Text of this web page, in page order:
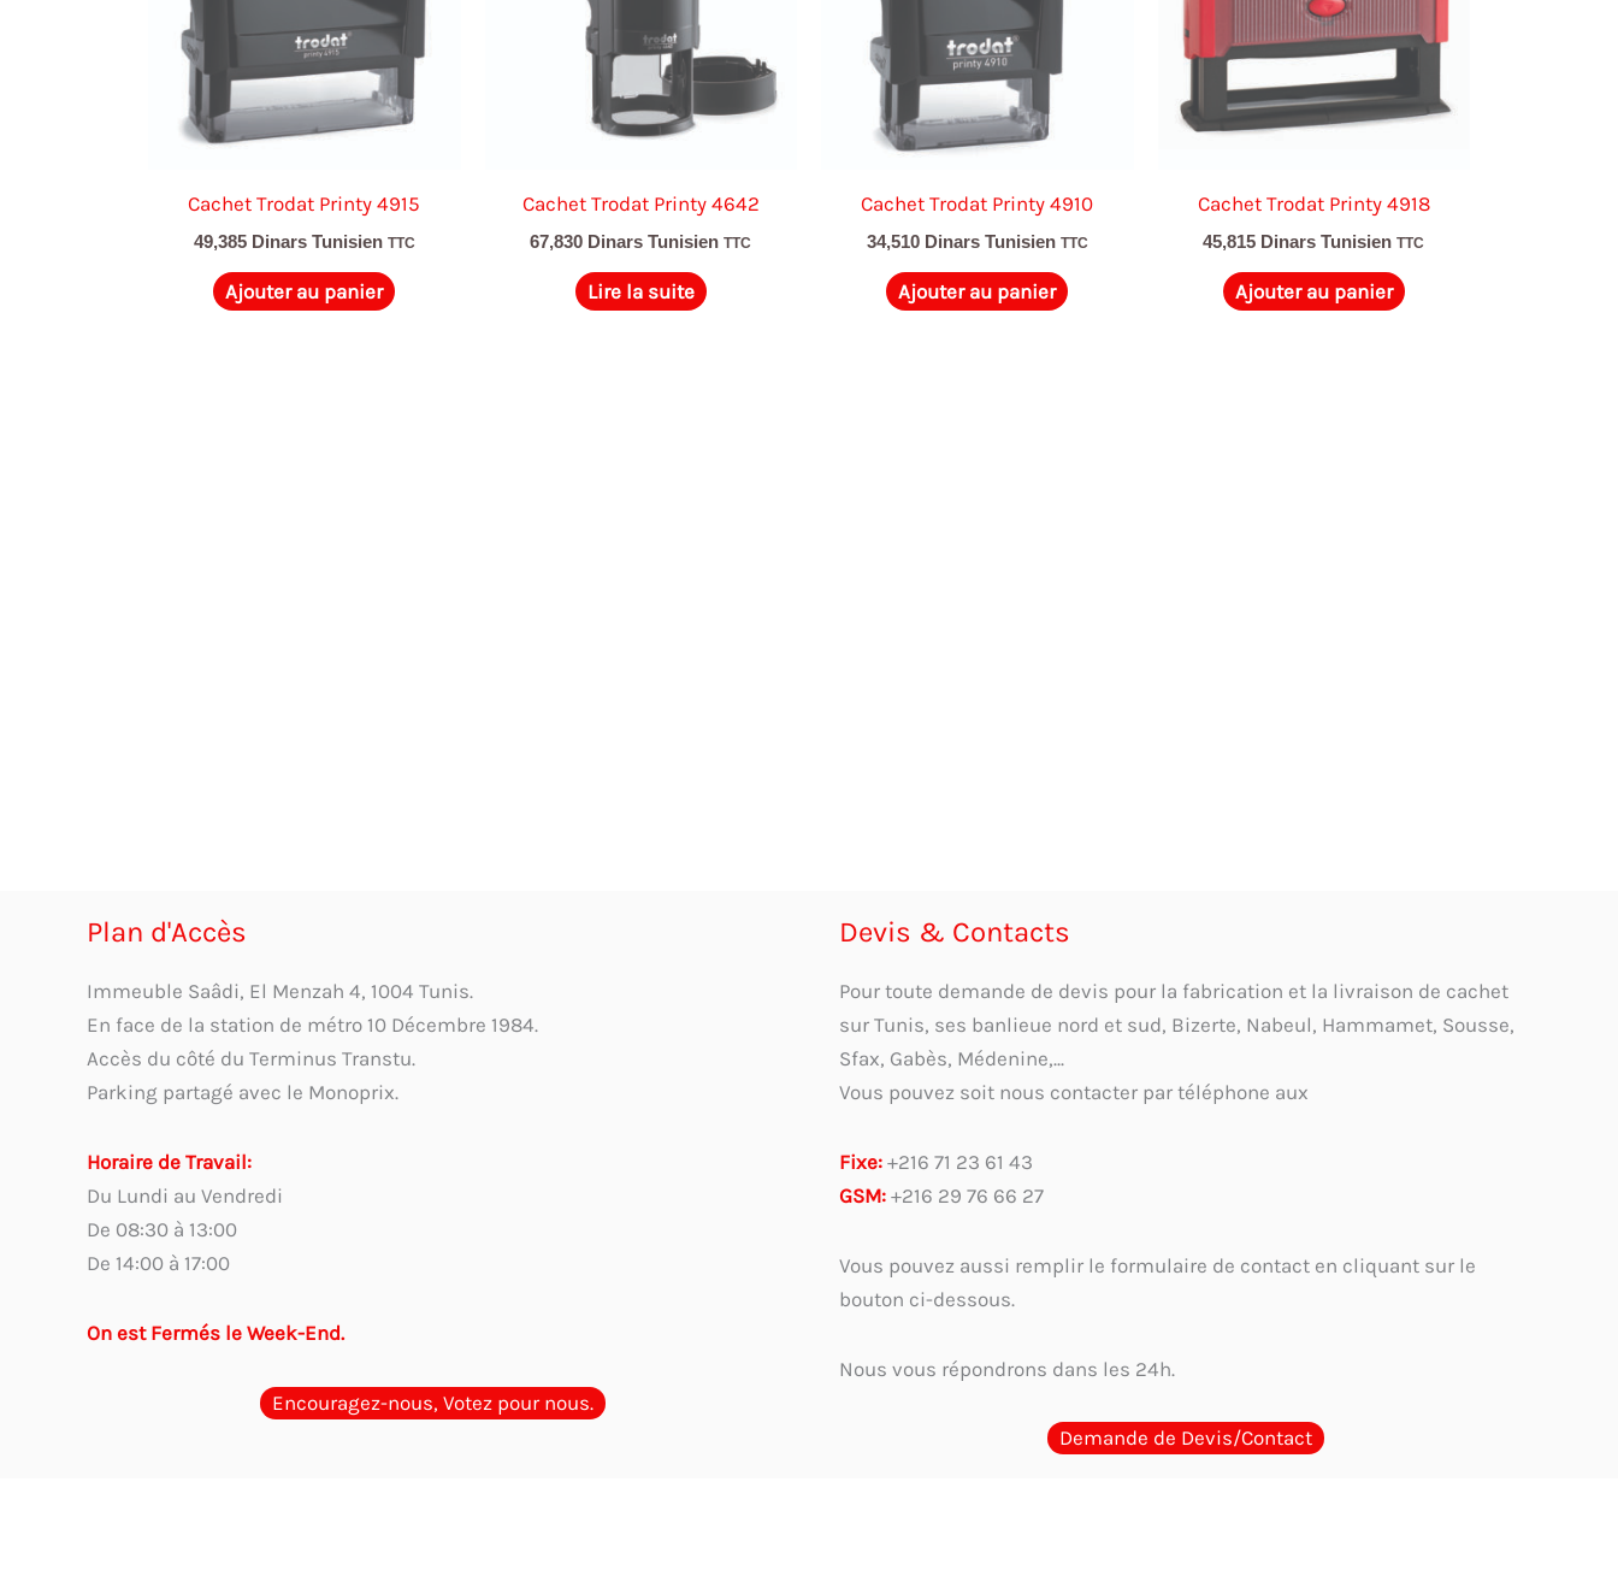
Cachet Trodat Printy 4915
49,385 Dinars Tunisien TTC
Ajouter au panier
Cachet Trodat Printy 4642
67,830 Dinars Tunisien TTC
Lire la suite
Cachet Trodat Printy 4910
34,510 Dinars Tunisien TTC
Ajouter au panier
Cachet Trodat Printy 4918
45,815 Dinars Tunisien TTC
Ajouter au panier
Plan d'Accès
Immeuble Saâdi, El Menzah 4, 1004 Tunis.
En face de la station de métro 10 Décembre 1984.
Accès du côté du Terminus Transtu.
Parking partagé avec le Monoprix.
Horaire de Travail:
Du Lundi au Vendredi
De 08:30 à 13:00
De 14:00 à 17:00
On est Fermés le Week-End.
Encouragez-nous, Votez pour nous.
Devis & Contacts
Pour toute demande de devis pour la fabrication et la livraison de cachet
sur Tunis, ses banlieue nord et sud, Bizerte, Nabeul, Hammamet, Sousse,
Sfax, Gabès, Médenine,...
Vous pouvez soit nous contacter par téléphone aux
Fixe: +216 71 23 61 43
GSM: +216 29 76 66 27
Vous pouvez aussi remplir le formulaire de contact en cliquant sur le
bouton ci-dessous.
Nous vous répondrons dans les 24h.
Demande de Devis/Contact